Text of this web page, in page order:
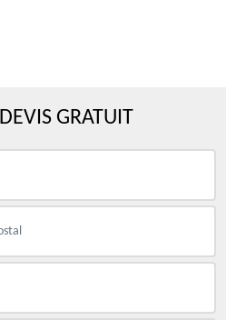
DEVIS GRATUIT